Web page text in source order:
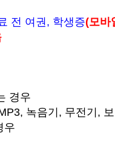
전 여권, 학생증(모바
경우
녹음기, 무전기,
우